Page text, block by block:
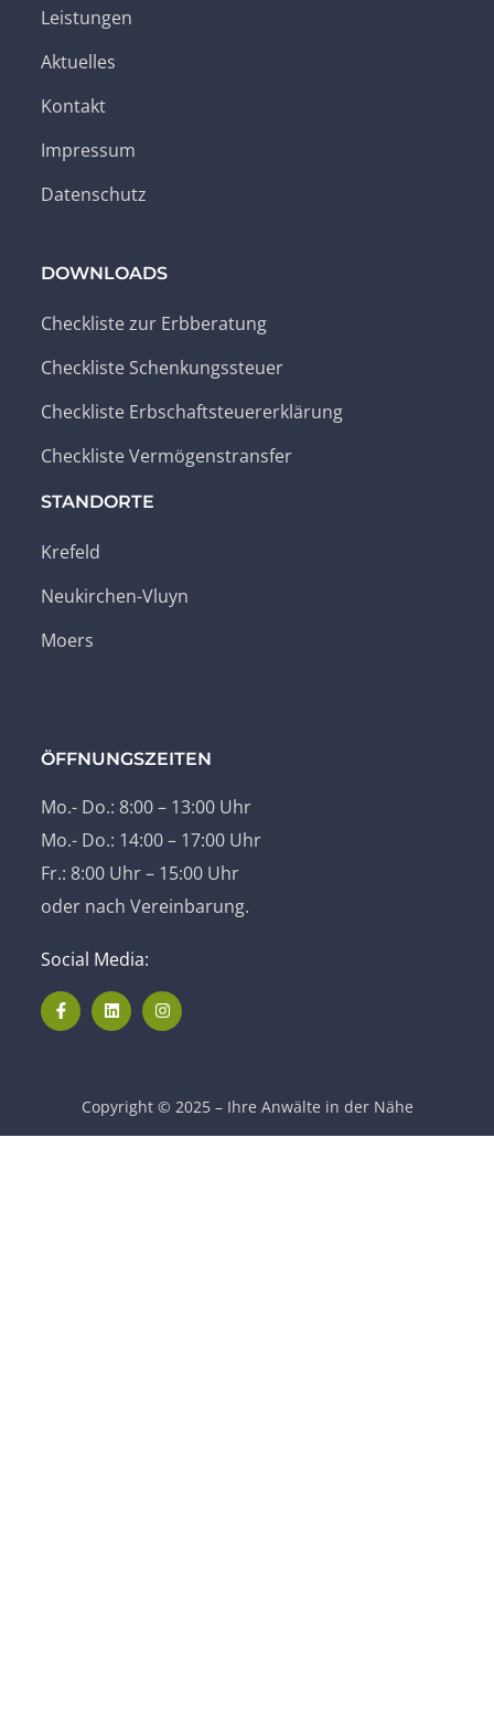
Leistungen
Aktuelles
Kontakt
Impressum
Datenschutz
DOWNLOADS
Checkliste zur Erbberatung
Checkliste Schenkungssteuer
Checkliste Erbschaftsteuererklärung
Checkliste Vermögenstransfer
STANDORTE
Krefeld
Neukirchen-Vluyn
Moers
ÖFFNUNGSZEITEN
Mo.- Do.: 8:00 – 13:00 Uhr
Mo.- Do.: 14:00 – 17:00 Uhr
Fr.: 8:00 Uhr – 15:00 Uhr
oder nach Vereinbarung.
Social Media:
Copyright © 2025 – Ihre Anwälte in der Nähe